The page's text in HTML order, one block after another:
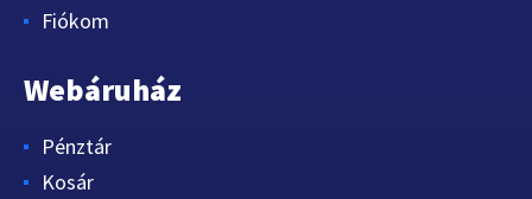
Fiókom
Webáruház
Pénztár
Kosár